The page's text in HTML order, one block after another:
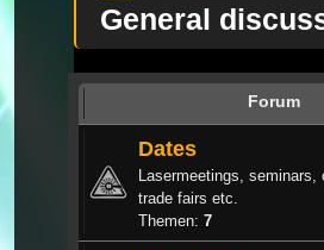
General
Forum
Dates
Lasermeetings, seminars,
trade fairs etc.
Themen: 7